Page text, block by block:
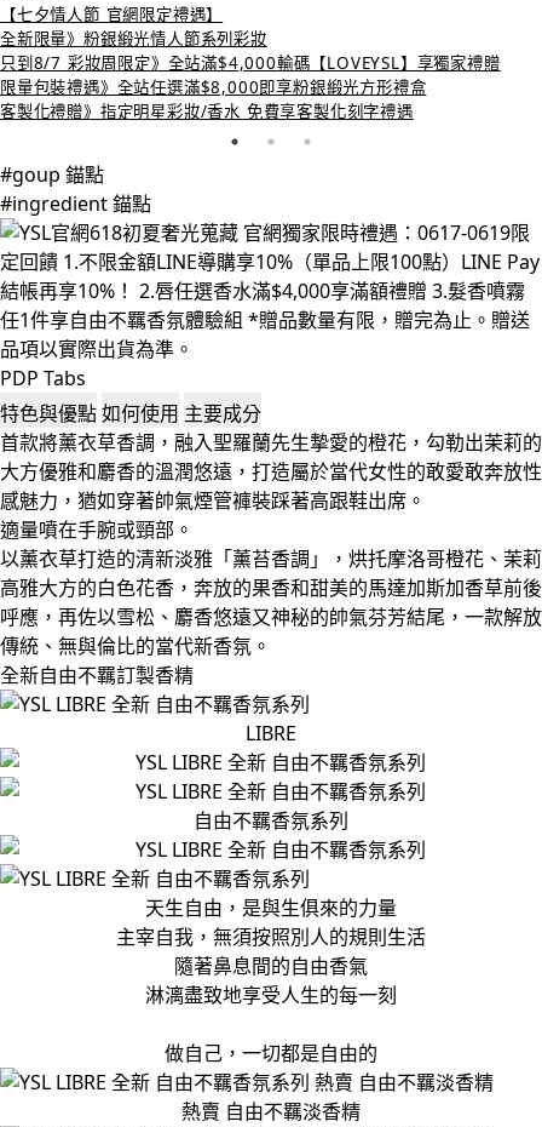
【七夕情人節 官網限定禮遇】
全新限量》粉銀緞光情人節系列彩妝
只到8/7 彩妝周限定》全站滿$4,000輸碼【LOVEYSL】享獨家禮贈
限量包裝禮遇》全站任選滿$8,000即享粉銀緞光方形禮盒
客製化禮贈》指定明星彩妝/香水 免費享客製化刻字禮遇
#goup 錨點
#ingredient 錨點
PDP Tabs
特色與優點如何使用 主要成分
首款將薰衣草香調，融入聖羅蘭先生摯愛的橙花，勾勒出茉莉的
大方優雅和麝香的溫潤悠遠，打造屬於當代女性的敢愛敢奔放性
感魅力，猶如穿著帥氣煙管褲裝踩著高跟鞋出席。
適量噴在手腕或頸部。
以薰衣草打造的清新淡雅「薰苔香調」，烘托摩洛哥橙花、茉莉
高雅大方的白色花香，奔放的果香和甜美的馬達加斯加香草前後
呼應，再佐以雪松、麝香悠遠又神秘的帥氣芬芳結尾，一款解放
傳統、無與倫比的當代新香氛。
全新自由不羈訂製香精
LIBRE
自由不羈香氛系列
天生自由，是與生俱來的力量
主宰自我，無須按照別人的規則生活
隨著鼻息間的自由香氣
淋漓盡致地享受人生的每一刻
做自己，一切都是自由的
熱賣 自由不羈淡香精